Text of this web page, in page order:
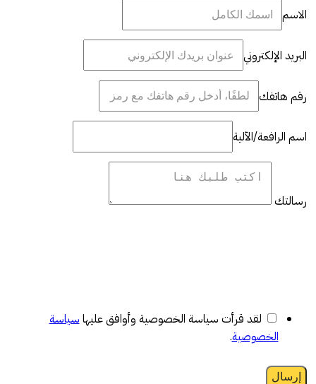
الاسم
البريد الإلكتروني
رقم هاتفك
اسم الرافعة/الآلية
رسالتك
لقد قرأت سياسة الخصوصية وأوافق عليها سياسة
الخصوصية.
إرسال